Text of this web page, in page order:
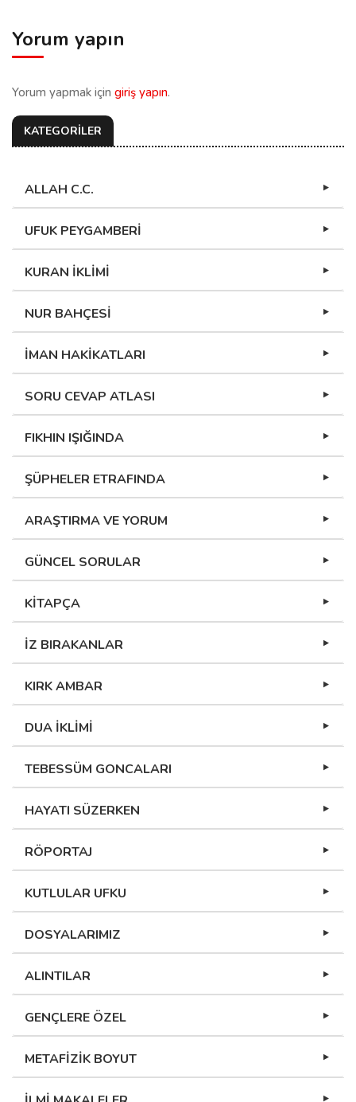
Yorum yapın
Yorum yapmak için giriş yapın.
KATEGORİLER
ALLAH C.C.
UFUK PEYGAMBERİ
KURAN İKLİMİ
NUR BAHÇESİ
İMAN HAKİKATLARI
SORU CEVAP ATLASI
FIKHIN IŞIĞINDA
ŞÜPHELER ETRAFINDA
ARAŞTIRMA VE YORUM
GÜNCEL SORULAR
KİTAPÇA
İZ BIRAKANLAR
KIRK AMBAR
DUA İKLİMİ
TEBESSÜM GONCALARI
HAYATI SÜZERKEN
RÖPORTAJ
KUTLULAR UFKU
DOSYALARIMIZ
ALINTILAR
GENÇLERE ÖZEL
METAFİZİK BOYUT